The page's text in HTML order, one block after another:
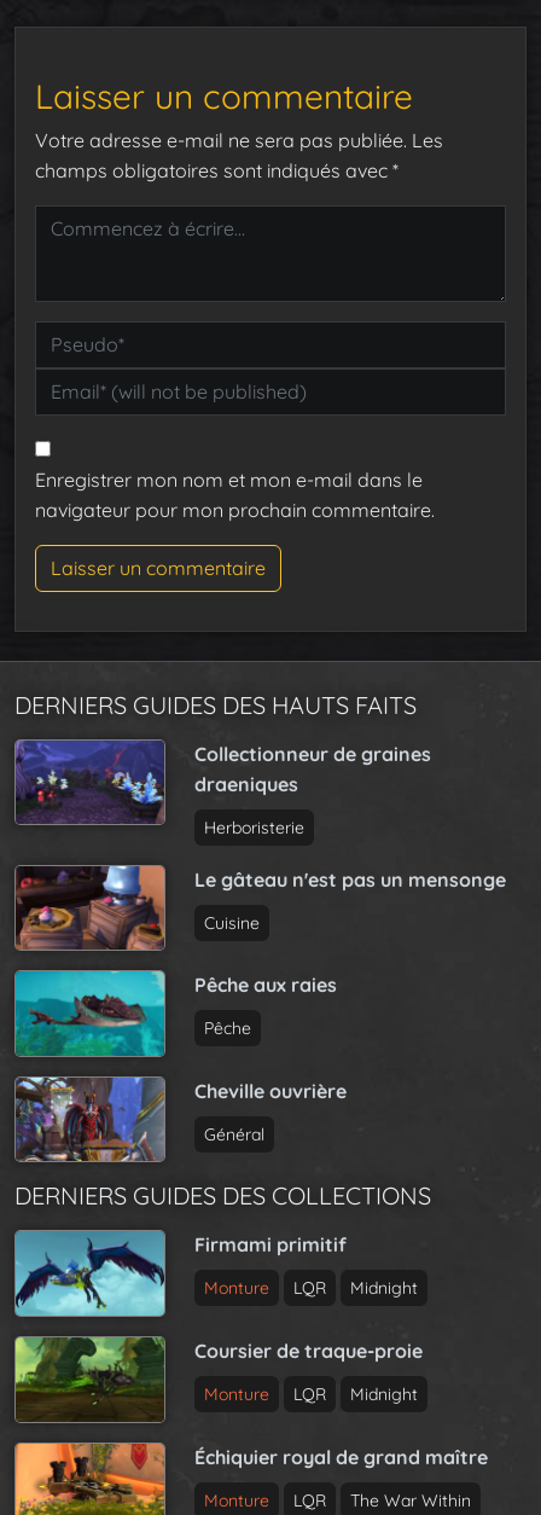
Laisser un commentaire
Votre adresse e-mail ne sera pas publiée. Les
champs obligatoires sont indiqués avec *
Enregistrer mon nom et mon e-mail dans le
navigateur pour mon prochain commentaire.
DERNIERS GUIDES DES HAUTS FAITS
Collectionneur de graines
draeniques
Herboristerie
Le gâteau n'est pas un mensonge
Cuisine
Pêche aux raies
Pêche
Cheville ouvrière
Général
DERNIERS GUIDES DES COLLECTIONS
Firmami primitif
Monture LQR Midnight
Coursier de traque-proie
Monture LQR Midnight
Échiquier royal de grand maître
Monture LQR The War Within